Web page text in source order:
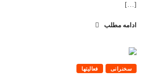
[…]
ادامه مطلب
سخنرانی فعالیتها